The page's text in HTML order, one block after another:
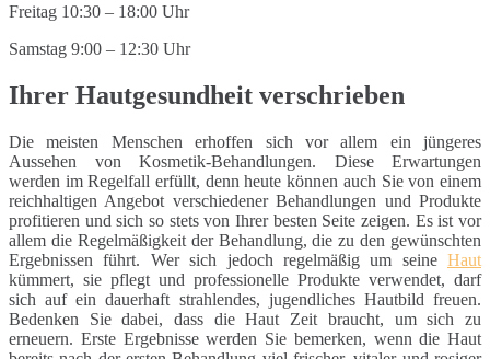
Freitag 10:30 – 18:00 Uhr
Samstag 9:00 – 12:30 Uhr
Ihrer Hautgesundheit verschrieben
Die meisten Menschen erhoffen sich vor allem ein jüngeres
Aussehen von Kosmetik-Behandlungen. Diese Erwartungen
werden im Regelfall erfüllt, denn heute können auch Sie von einem
reichhaltigen Angebot verschiedener Behandlungen und Produkte
profitieren und sich so stets von Ihrer besten Seite zeigen. Es ist vor
allem die Regelmäßigkeit der Behandlung, die zu den gewünschten
Ergebnissen führt. Wer sich jedoch regelmäßig um seine Haut
kümmert, sie pflegt und professionelle Produkte verwendet, darf
sich auf ein dauerhaft strahlendes, jugendliches Hautbild freuen.
Bedenken Sie dabei, dass die Haut Zeit braucht, um sich zu
erneuern. Erste Ergebnisse werden Sie bemerken, wenn die Haut